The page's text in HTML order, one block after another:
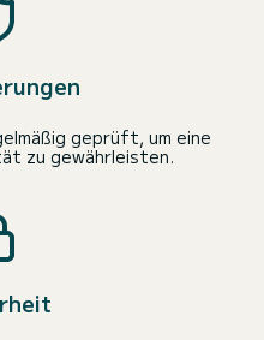
geprüft, um eine
zu gewährleisten.